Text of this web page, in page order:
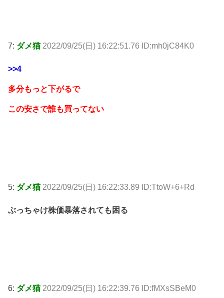
7: ダメ猫 2022/09/25(日) 16:22:51.76 ID:mh0jC84K0
>>4
多分もっと下がるで
この安さで誰も買ってない
5: ダメ猫 2022/09/25(日) 16:22:33.89 ID:TtoW+6+Rd
ぶっちゃけ株価暴落されても困る
6: ダメ猫 2022/09/25(日) 16:22:39.76 ID:fMXsSBeM0